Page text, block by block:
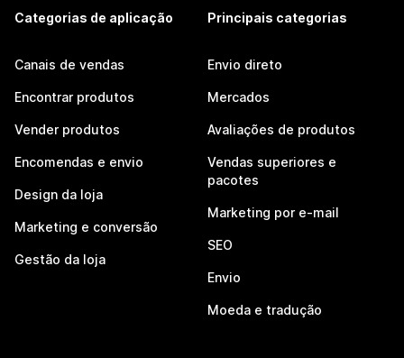
Categorias de aplicação
Canais de vendas
Encontrar produtos
Vender produtos
Encomendas e envio
Design da loja
Marketing e conversão
Gestão da loja
Principais categorias
Envio direto
Mercados
Avaliações de produtos
Vendas superiores e
pacotes
Marketing por e-mail
SEO
Envio
Moeda e tradução